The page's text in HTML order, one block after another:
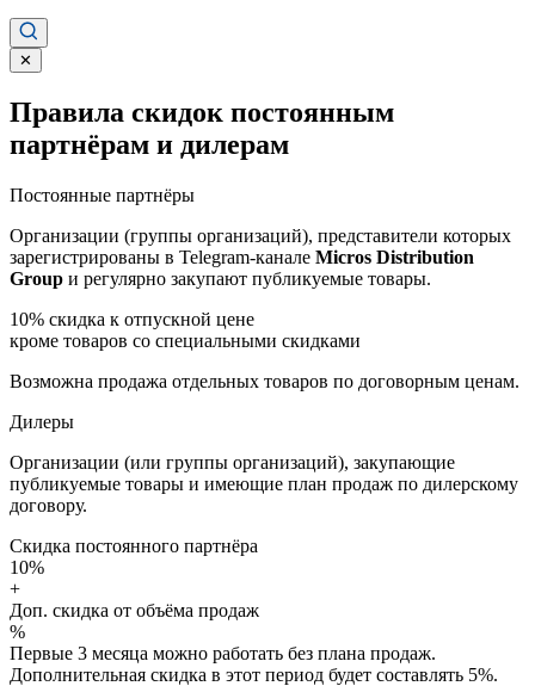
✕
Правила скидок постоянным
партнёрам и дилерам
Постоянные партнёры
Организации (группы организаций), представители которых
зарегистрированы в Telegram-канале Micros Distribution
Group и регулярно закупают публикуемые товары.
10% скидка к отпускной цене
кроме товаров со специальными скидками
Возможна продажа отдельных товаров по договорным ценам.
Дилеры
Организации (или группы организаций), закупающие
публикуемые товары и имеющие план продаж по дилерскому
договору.
Скидка постоянного партнёра
10%
+
Доп. скидка от объёма продаж
%
Первые 3 месяца можно работать без плана продаж.
Дополнительная скидка в этот период будет составлять 5%.